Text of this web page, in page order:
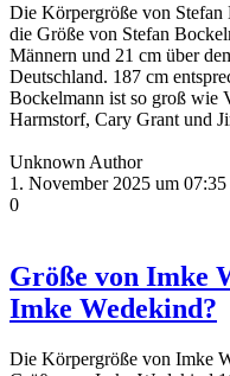
Die Körpergröße von
die Größe von Stefan
Männern und 21 cm über
Deutschland. 187 cm
Bockelmann ist so groß wie
Harmstorf, Cary Grant und
Unknown Author
1. November 2025 um 07:35
0
Größe von Imke
Imke Wedekind?
Die Körpergröße von Imke